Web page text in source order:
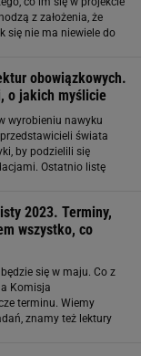
z założenia, że
się nie ma niewiele do
obowiązkowych.
o jakich myślicie
wyrobieniu nawyku
świata
by podzielili się
Ostatnio listę
2023. Terminy,
wszystko, co
się w maju. Co z
Komisja
terminu. Wiemy
znamy też lektury